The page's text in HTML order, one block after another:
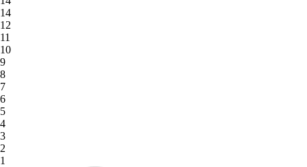
14
12
11
10
9
8
7
6
5
4
3
2
1